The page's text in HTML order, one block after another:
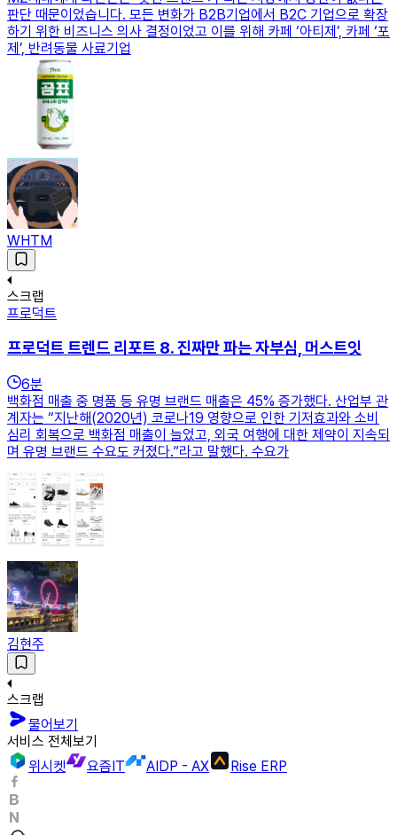
판단 때문이었습니다. 모든 변화가 B2B기업에서 B2C 기업으로 확장
하기 위한 비즈니스 의사 결정이었고 이를 위해 카페 ‘아티제’, 카페 ‘포
제’, 반려동물 사료기업
WHTM
스크랩
프로덕트
프로덕트 트렌드 리포트 8. 진짜만 파는 자부심, 머스트잇
6분
백화점 매출 중 명품 등 유명 브랜드 매출은 45% 증가했다. 산업부 관
계자는 “지난해(2020년) 코로나19 영향으로 인한 기저효과와 소비
심리 회복으로 백화점 매출이 늘었고, 외국 여행에 대한 제약이 지속되
며 유명 브랜드 수요도 커졌다.”라고 말했다. 수요가
김현주
스크랩
물어보기
서비스 전체보기
위시켓
요즘IT AIDP - AX Rise ERP